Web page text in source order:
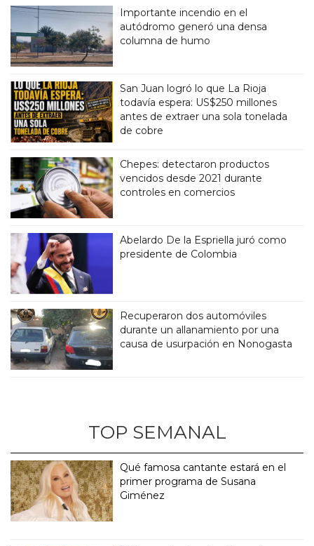
Importante incendio en el
autódromo generó una densa
columna de humo
San Juan logró lo que La Rioja
todavía espera: US$250 millones
antes de extraer una sola tonelada
de cobre
Chepes: detectaron productos
vencidos desde 2021 durante
controles en comercios
Abelardo De la Espriella juró como
presidente de Colombia
Recuperaron dos automóviles
durante un allanamiento por una
causa de usurpación en Nonogasta
TOP SEMANAL
Qué famosa cantante estará en el
primer programa de Susana
Giménez